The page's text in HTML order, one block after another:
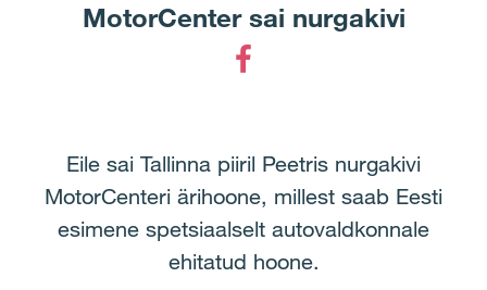
MotorCenter sai nurgakivi
Eile sai Tallinna piiril Peetris nurgakivi
MotorCenteri ärihoone, millest saab Eesti
esimene spetsiaalselt autovaldkonnale
ehitatud hoone.